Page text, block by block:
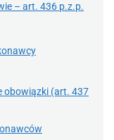
– art. 436 p.z.p.
obowiązki (art. 437